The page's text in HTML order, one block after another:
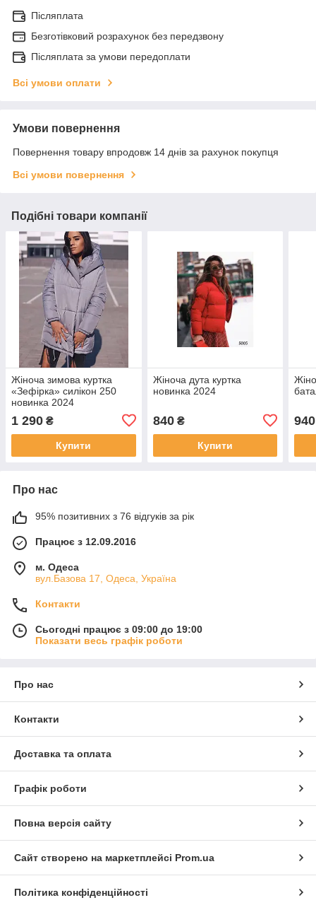
Післяплата
Безготівковий розрахунок без передзвону
Післяплата за умови передоплати
Всі умови оплати
Умови повернення
Повернення товару впродовж 14 днів за рахунок покупця
Всі умови повернення
Подібні товари компанії
Жіноча зимова куртка
«Зефірка» силікон 250
новинка 2024
1 290 ₴
Купити
Жіноча дута куртка
новинка 2024
840₴
Купити
940
Про нас
95% позитивних з 76 відгуків за рік
Працює з 12.09.2016
м. Одеса
вул.Базова 17, Одеса, Україна
Контакти
Сьогодні працює з 09:00 до 19:00
Показати весь графік роботи
Про нас
Контакти
Доставка та оплата
Графік роботи
Повна версія сайту
Сайт створено на маркетплейсі Prom.ua
Політика конфіденційності